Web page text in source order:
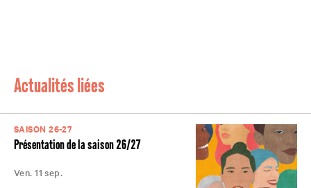
Actualités liées
SAISON 26-27
Présentation de la saison 26/27
Ven. 11 sep.